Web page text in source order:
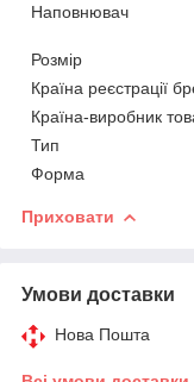
Наповнювач
Розмір
Країна реєстрації
Країна-виробник
Тип
Форма
Приховати
Умови доставки
Нова Пошта